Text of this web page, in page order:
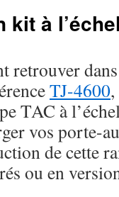
kit à
retrouver
TJ-4600
TAC à
vos porte-
de cette
ou en